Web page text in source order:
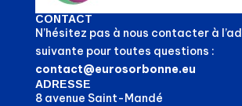
CONTACT
N’hésitez pas à nous contacter à
suivante pour toutes questions :
contact@eurosorbonne.eu
ADRESSE
8 avenue Saint-Mandé